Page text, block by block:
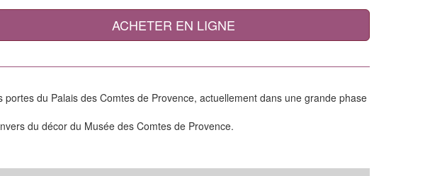
ACHETER EN LIGNE
du Palais des Comtes de Provence, actuellement dans une grande phase
du décor du Musée des Comtes de Provence.